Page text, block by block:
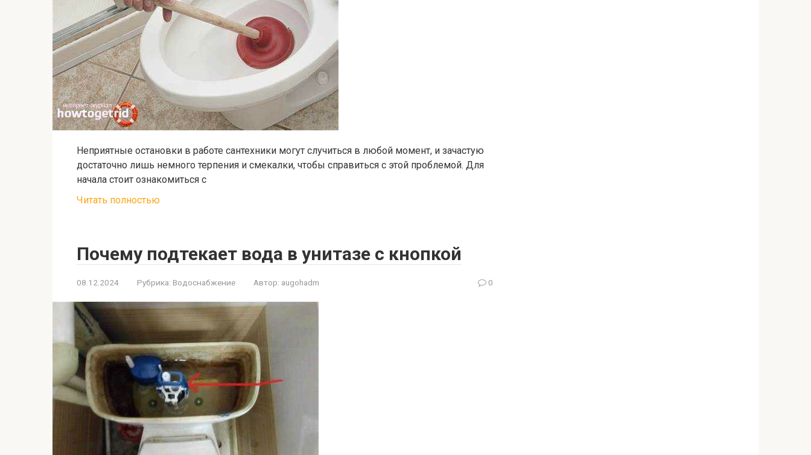
Неприятные остановки в работе сантехники могут случиться в любой момент, и зачастую
достаточно лишь немного терпения и смекалки, чтобы справиться с этой проблемой. Для
начала стоит ознакомиться с
Читать полностью
Почему подтекает вода в унитазе с кнопкой
08.12.2024 Рубрика: Водоснабжение Автор: augohadm 0